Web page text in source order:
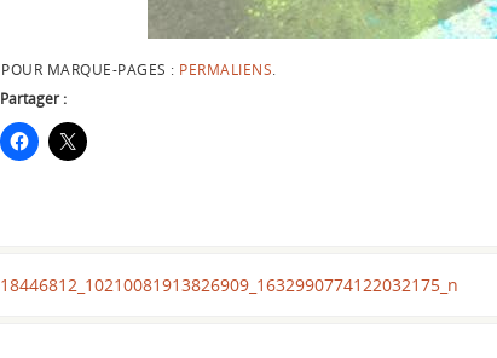
POUR MARQUE-PAGES : PERMALIENS
Partager :
18446812_10210081913826909_1632990774122032175_n